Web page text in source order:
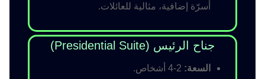
أسرّة إضافية، مثالية للعائلات.
جناح الرئيس (Presidential Suite)
السعة: